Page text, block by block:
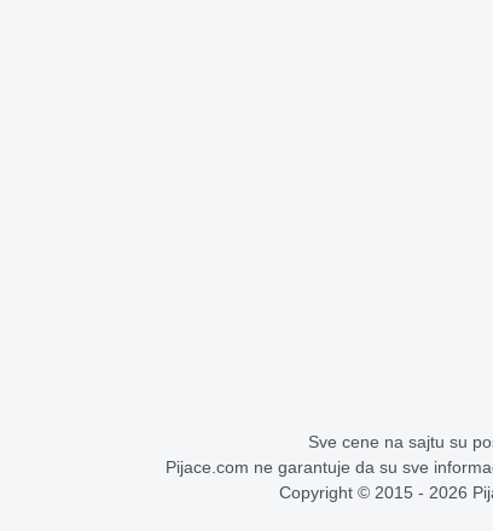
Sve cene na sajtu su
Pijace.com ne garantuje da su sve
Copyright © 2015 - 2026